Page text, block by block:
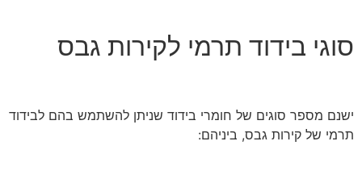
סוגי בידוד תרמי לקירות גבס
ישנם מספר סוגים של חומרי בידוד שניתן להשתמש בהם לבידוד
תרמי של קירות גבס, ביניהם: